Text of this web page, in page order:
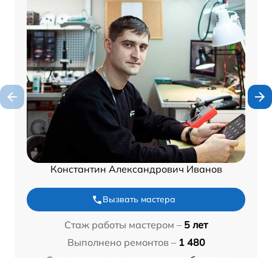
Константин Александрович Иванов
Вызвать мастера
Стаж работы мастером – 5 лет
Выполнено ремонтов – 1 480